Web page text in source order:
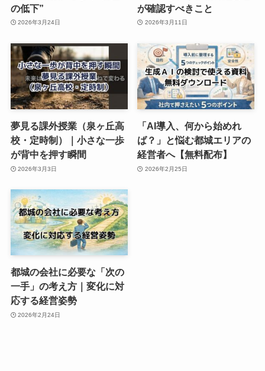
の低下”
2026年3月24日
が確認すべきこと
2026年3月11日
夢見る課外授業（泉ヶ丘高
校・定時制）｜小さな一歩
が背中を押す瞬間
2026年3月3日
「AI導入、何から始めれ
ば？」と悩む都城エリアの
経営者へ【無料配布】
2026年2月25日
都城の会社に必要な「次の
一手」の考え方｜変化に対
応する経営姿勢
2026年2月24日